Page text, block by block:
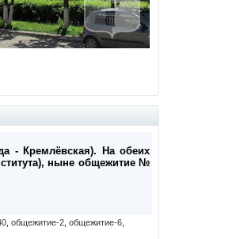
- Кремлёвская). На обеих
ныне общежитие №
общежитие-2 общежитие-6